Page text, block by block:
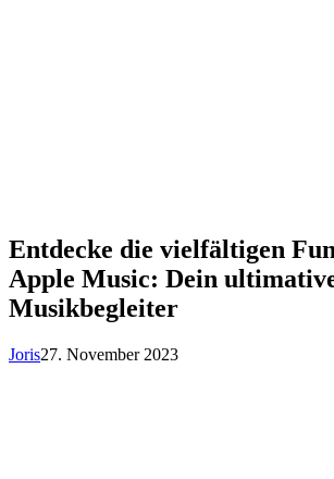
Entdecke die vielfältigen
Apple Music: Dein
Musikbegleiter
Joris27. November 2023